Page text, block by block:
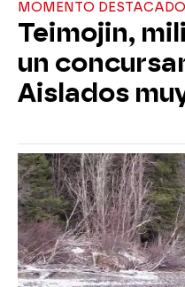
MOMENTO DESTACADO
Teimojin,
un
Aislados